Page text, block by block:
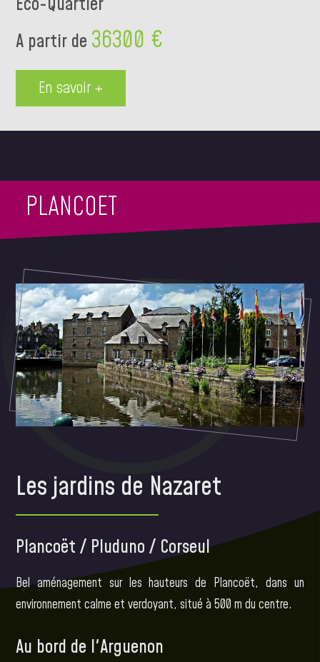
A partir de 36300 €
En savoir +
PLANCOET
Les jardins de Nazaret
Plancoët / Pluduno / Corseul
Bel aménagement sur les hauteurs de Plancoët, dans un
environnement calme et verdoyant, situé à 500 m du centre.
Au bord de l'Arguenon